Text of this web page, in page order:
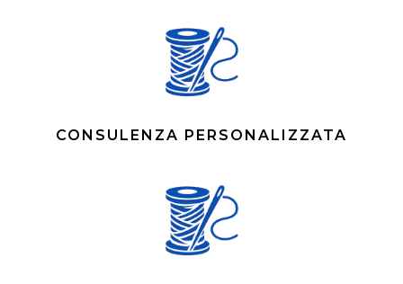
CONSULENZA PERSONALIZZATA